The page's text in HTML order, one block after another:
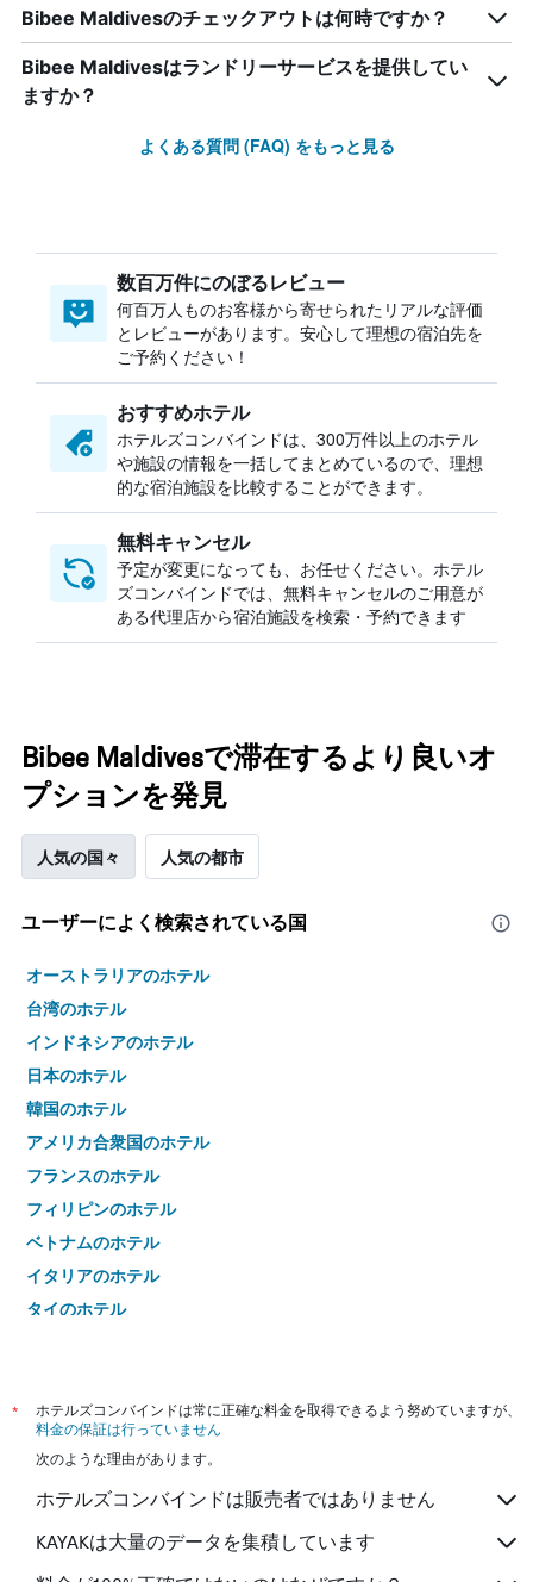
Bibee Maldivesのチェックアウトは何時ですか？
Bibee Maldivesはランドリーサービスを提供してい
ますか？
よくある質問 (FAQ) をもっと見る
数百万件にのぼるレビュー
何百万人ものお客様から寄せられたリアルな評価
とレビューがあります。安心して理想の宿泊先を
ご予約ください！
おすすめホテル
ホテルズコンバインドは、300万件以上のホテル
や施設の情報を一括してまとめているので、理想
的な宿泊施設を比較することができます。
無料キャンセル
予定が変更になっても、お任せください。ホテル
ズコンバインドでは、無料キャンセルのご用意が
ある代理店から宿泊施設を検索・予約できます
Bibee Maldivesで滞在するより良いオ
プションを発見
人気の国々 人気の都市
ユーザーによく検索されている国
オーストラリアのホテル
台湾のホテル
インドネシアのホテル
日本のホテル
韓国のホテル
アメリカ合衆国のホテル
フランスのホテル
フィリピンのホテル
ベトナムのホテル
イタリアのホテル
タイのホテル
*
ホテルズコンバインドは常に正確な料金を取得できるよう努めていますが、
料金の保証は行っていません
次のような理由があります。
ホテルズコンバインドは販売者ではありません
KAYAKは大量のデータを集積しています